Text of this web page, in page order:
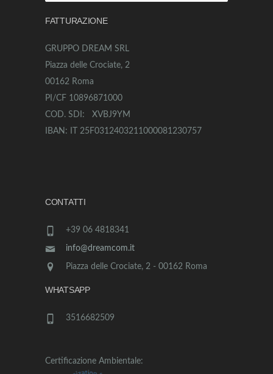
per:
FATTURAZIONE
GRUPPO DREAM SRL
Piazza delle Crociate, 2
00162 Roma
PI/CF 10896871000
COD. SDI: XVBJ9YM
IBAN: IT 25F0312403211000081230757
CONTATTI
+39 06 4818341
info@dreamcom.it
Piazza delle Crociate, 2 - 00162 Roma
WHATSAPP
3516682509
Certificazione Ambientale: